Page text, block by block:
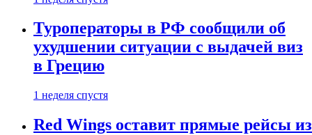
Туроператоры в РФ сообщили об
ухудшении ситуации с выдачей виз
в Грецию
1 неделя спустя
Red Wings оставит прямые рейсы